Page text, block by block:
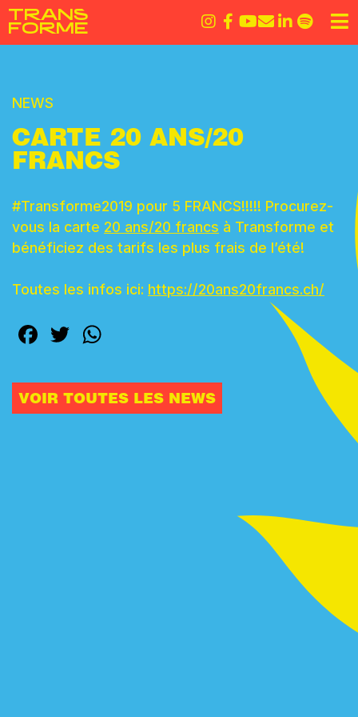
Skip
to
T RAN S
FO RM E
NEWS
CARTE 20 ANS/20
FRANCS
#Transforme2019 pour 5 FRANCS!!!!! Procurez-
vous la carte 20 ans/20 francs à Transforme et
bénéficiez des tarifs les plus frais de l’été!
Toutes les infos ici: https://20ans20francs.ch/
Facebook
Twitter
VOIR TOUTES LES NEWS